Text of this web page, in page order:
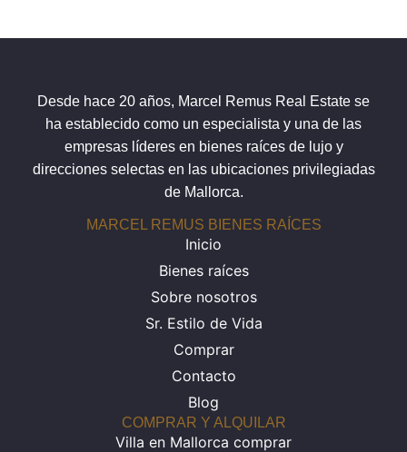
Desde hace 20 años, Marcel Remus Real Estate se
ha establecido como un especialista y una de las
empresas líderes en bienes raíces de lujo y
direcciones selectas en las ubicaciones privilegiadas
de Mallorca.
MARCEL REMUS BIENES RAÍCES
Inicio
Bienes raíces
Sobre nosotros
Sr. Estilo de Vida
Comprar
Contacto
Blog
COMPRAR Y ALQUILAR
Villa en Mallorca comprar